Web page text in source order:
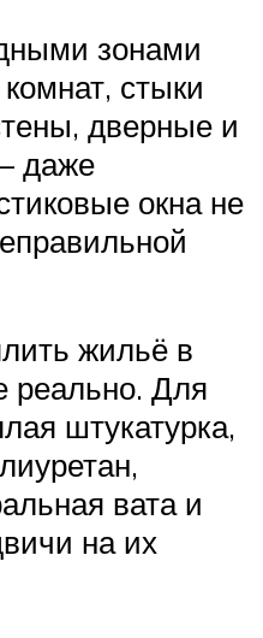
зонами
стыки
дверные и
даже
окна не
жильё в
реально. Для
штукатурка,
вата и
на их